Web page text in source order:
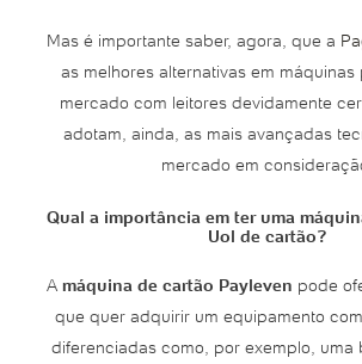
Mas é importante saber, agora, que a
as melhores alternativas em
mercado com leitores devidamente
adotam, ainda, as mais avançadas
mercado em
Qual a importância em ter uma
Uol de cartão?
A máquina de cartão Payleven pode
que quer adquirir um equipamento
diferenciadas como, por exemplo, uma